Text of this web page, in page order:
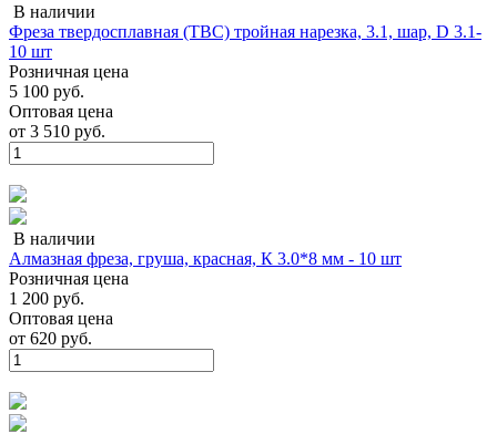
В наличии
Фреза твердосплавная (ТВС) тройная нарезка, 3.1, шар, D 3.1-
10 шт
Розничная цена
5 100 руб.
Оптовая цена
от 3 510 руб.
В наличии
Алмазная фреза, груша, красная, К 3.0*8 мм - 10 шт
Розничная цена
1 200 руб.
Оптовая цена
от 620 руб.